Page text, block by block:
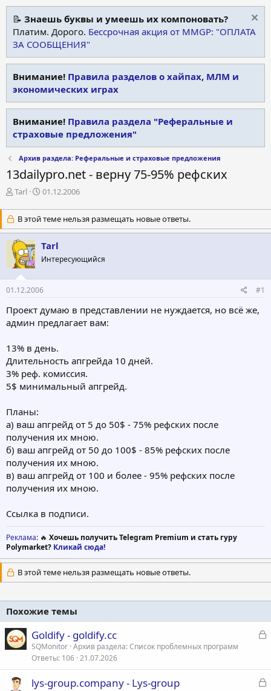
📝 Знаешь буквы и умеешь их компоновать?
Платим. Дорого. Бессрочная акция от MMGP: "ОПЛАТА
ЗА СООБЩЕНИЯ"
Внимание! Правила разделов о хайпах, МЛМ и
экономических играх
Внимание! Правила раздела "Реферальные и
страховые предложения"
Архив раздела: Реферальные и страховые предложения
13dailypro.net - верну 75-95% рефских
А
т
о
р
т
е
м
ы
Tarl
Д
т
а
н
а
ч
л
а
01.12.2006
В этой теме нельзя размещать новые ответы.
Tarl
Интересующийся
01.12.2006 #1
Проект думаю в представлении не нуждается, но всё же,
админ предлагает вам:
13% в день.
Длительность апгрейда 10 дней.
3% реф. комиссия.
5$ минимальный апгрейд.
Планы:
а) ваш апгрейд от 5 до 50$ - 75% рефских после
получения их мною.
б) ваш апгрейд от 50 до 100$ - 85% рефских после
получения их мною.
в) ваш апгрейд от 100 и более - 95% рефских после
получения их мною.
Ссылка в подписи.
Реклама: 🔥 Хочешь получить Telegram Premium и стать гуру
Polymarket? Кликай сюда!
В этой теме нельзя размещать новые ответы.
Похожие темы
З
Goldify - goldify.cc
SQMonitor Архив раздела: Список проблемных программ
Ответы 106 21.07.2026
З
lys-group.company - Lys-group